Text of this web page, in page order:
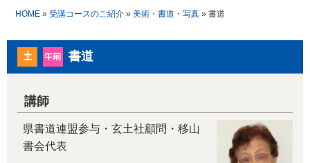
HOME »受講コースのご紹介 »美術・書道・写真 » 書道
書道
講師
県書道連盟参与・玄土社顧問・移山
書会代表